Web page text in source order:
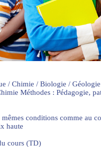
/ Chimie / Biologie /
Méthodes : Pédagogie,
conditions comme au
haute
cours (TD)